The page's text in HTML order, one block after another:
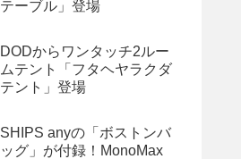
テーブル」登場
DODからワンタッチ2ルー
ムテント「フタヘヤラクダ
テント」登場
SHIPS anyの「ボストンバ
ッグ」が付録！MonoMax